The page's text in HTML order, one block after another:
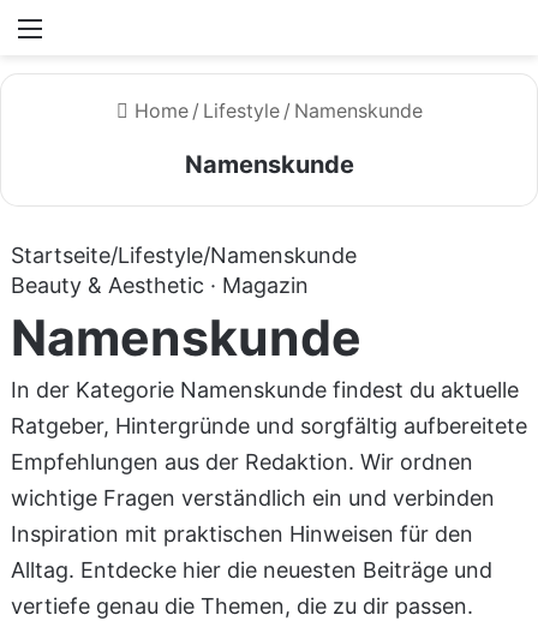
Home / Lifestyle / Namenskunde
Namenskunde
Startseite/Lifestyle/Namenskunde
Beauty & Aesthetic · Magazin
Namenskunde
In der Kategorie Namenskunde findest du aktuelle
Ratgeber, Hintergründe und sorgfältig aufbereitete
Empfehlungen aus der Redaktion. Wir ordnen
wichtige Fragen verständlich ein und verbinden
Inspiration mit praktischen Hinweisen für den
Alltag. Entdecke hier die neuesten Beiträge und
vertiefe genau die Themen, die zu dir passen.